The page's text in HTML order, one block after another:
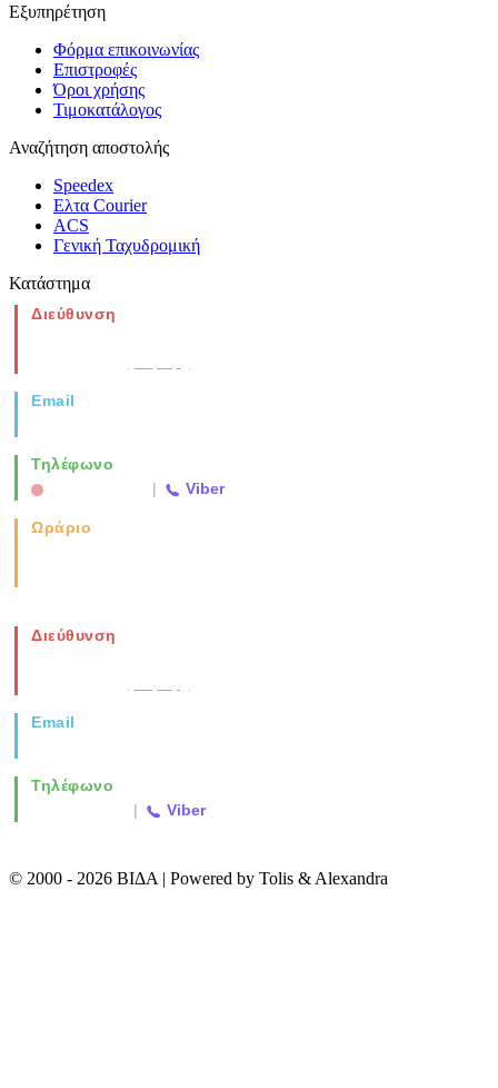
Εξυπηρέτηση
Φόρμα επικοινωνίας
Επιστροφές
Όροι χρήσης
Τιμοκατάλογος
Αναζήτηση αποστολής
Speedex
Ελτα Courier
ACS
Γενική Ταχυδρομική
Κατάστημα
Διεύθυνση
Email
Τηλέφωνο
| Viber
Ωράριο
Διεύθυνση
Email
Τηλέφωνο
| Viber
© 2000 - 2026 ΒΙΔΑ | Powered by Tolis & Alexandra